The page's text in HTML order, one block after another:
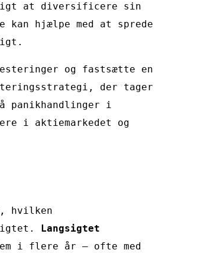
at diversificere sin
hjælpe med at sprede
og fastsætte en
der tager
panikhandlinger i
i aktiemarkedet og
hvilken
Langsigtet
i flere år – ofte med